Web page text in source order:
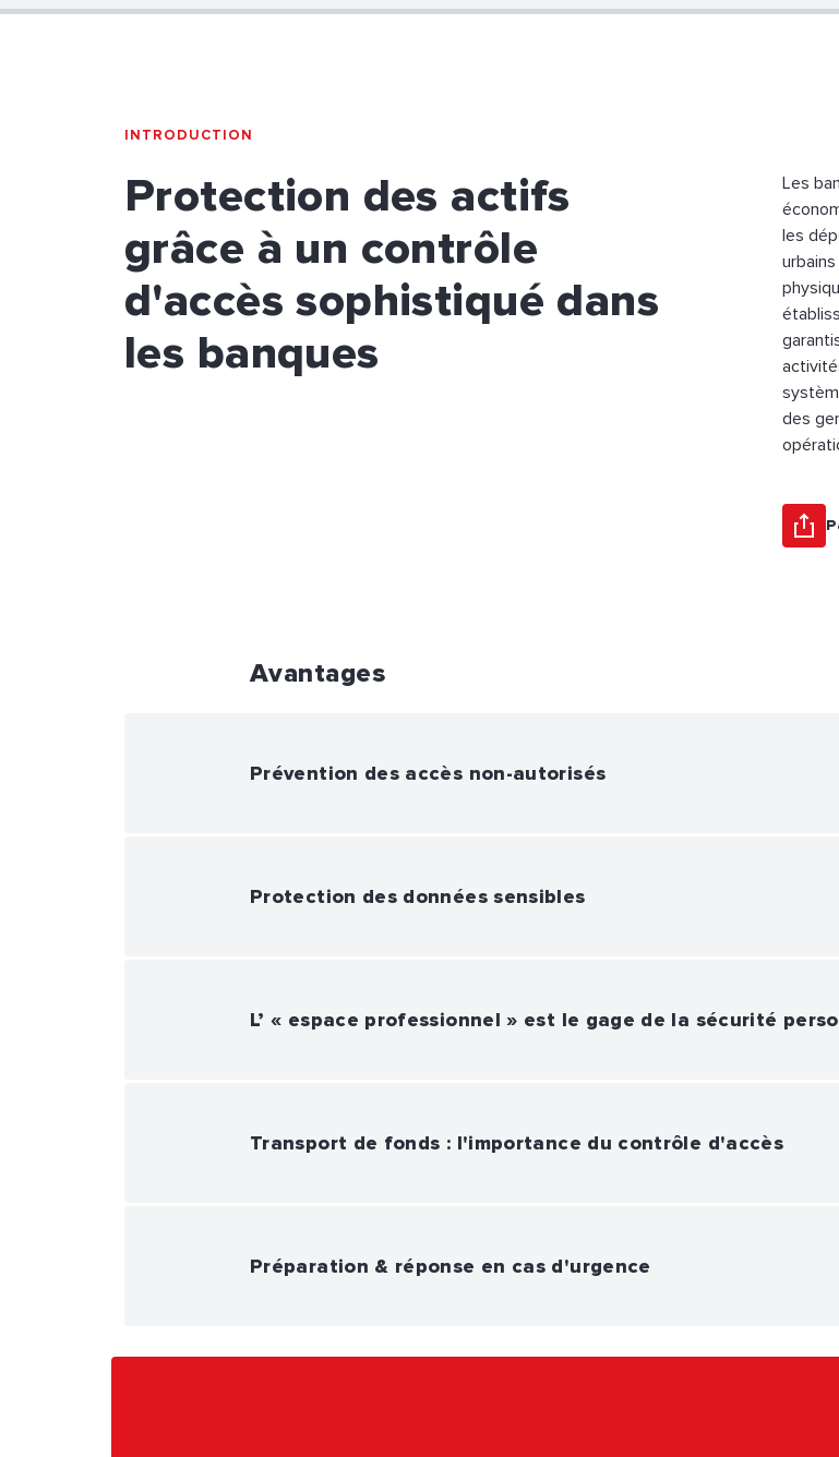
INTRODUCTION
Protection des actifs
grâce à un contrôle
d'accès sophistiqué dans
les banques
Les
les
des
Avantages
Prévention des accès non-autorisés
Protection des données sensibles
L’ « espace professionnel » est le gage de la sécurité
Transport de fonds : l'importance du contrôle d'accès
Préparation & réponse en cas d'urgence